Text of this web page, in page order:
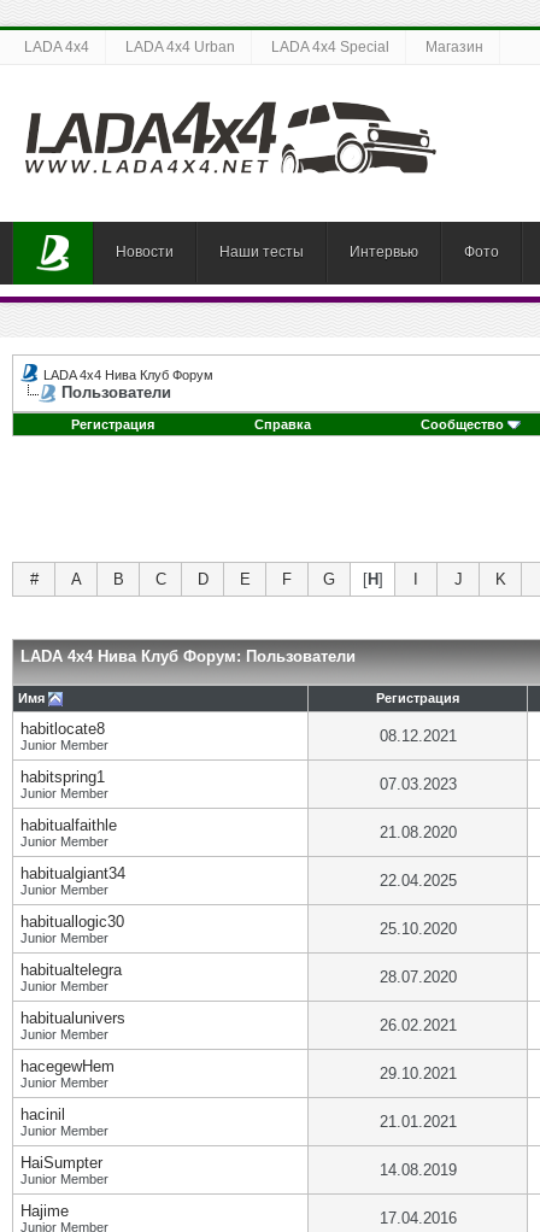
LADA 4x4 LADA 4x4 Urban LADA 4x4 Special Магазин
Новости Наши тесты Интервью Фото
LADA 4x4 Нива Клуб Форум
Пользователи
Регистрация Справка Сообщество
# A B C D E F G [H] J K
LADA 4x4 Нива Клуб Форум: Пользователи
Имя Регистрация
habitlocate8
Junior Member 08.12.2021
habitspring1
Junior Member 07.03.2023
habitualfaithle
Junior Member 21.08.2020
habitualgiant34
Junior Member 22.04.2025
habituallogic30
Junior Member 25.10.2020
habitualtelegra
Junior Member 28.07.2020
habitualunivers
Junior Member 26.02.2021
hacegewHem
Junior Member 29.10.2021
hacinil
Junior Member 21.01.2021
HaiSumpter
Junior Member 14.08.2019
Hajime
Junior Member 17.04.2016